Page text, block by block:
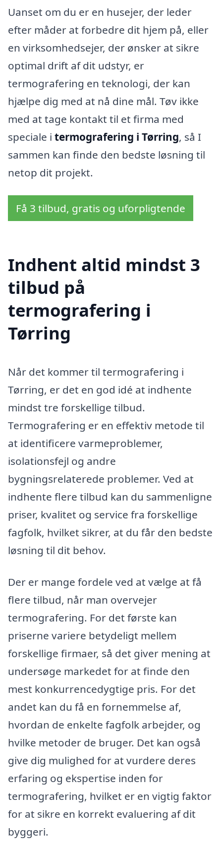
Uanset om du er en husejer, der leder
efter måder at forbedre dit hjem på, eller
en virksomhedsejer, der ønsker at sikre
optimal drift af dit udstyr, er
termografering en teknologi, der kan
hjælpe dig med at nå dine mål. Tøv ikke
med at tage kontakt til et firma med
speciale i termografering i Tørring, så I
sammen kan finde den bedste løsning til
netop dit projekt.
Få 3 tilbud, gratis og uforpligtende
Indhent altid mindst 3
tilbud på
termografering i
Tørring
Når det kommer til termografering i
Tørring, er det en god idé at indhente
mindst tre forskellige tilbud.
Termografering er en effektiv metode til
at identificere varmeproblemer,
isolationsfejl og andre
bygningsrelaterede problemer. Ved at
indhente flere tilbud kan du sammenligne
priser, kvalitet og service fra forskellige
fagfolk, hvilket sikrer, at du får den bedste
løsning til dit behov.
Der er mange fordele ved at vælge at få
flere tilbud, når man overvejer
termografering. For det første kan
priserne variere betydeligt mellem
forskellige firmaer, så det giver mening at
undersøge markedet for at finde den
mest konkurrencedygtige pris. For det
andet kan du få en fornemmelse af,
hvordan de enkelte fagfolk arbejder, og
hvilke metoder de bruger. Det kan også
give dig mulighed for at vurdere deres
erfaring og ekspertise inden for
termografering, hvilket er en vigtig faktor
for at sikre en korrekt evaluering af dit
byggeri.